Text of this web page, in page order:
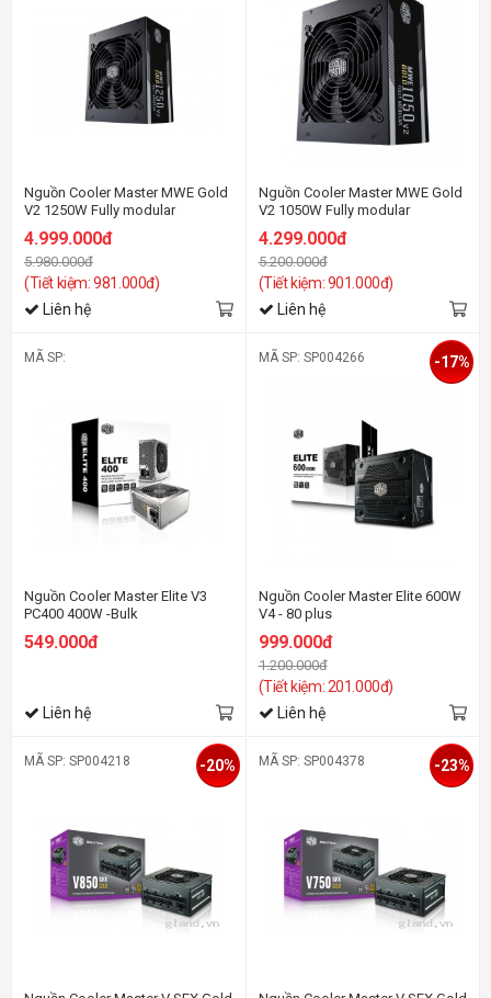
Nguồn Cooler Master MWE Gold
V2 1250W Fully modular
4.999.000đ
5.980.000đ
(Tiết kiệm: 981.000đ)
Liên hệ
Nguồn Cooler Master MWE Gold
V2 1050W Fully modular
4.299.000đ
5.200.000đ
(Tiết kiệm: 901.000đ)
Liên hệ
MÃ SP:
Nguồn Cooler Master Elite V3
PC400 400W -Bulk
549.000đ
Liên hệ
MÃ SP: SP004266
Nguồn Cooler Master Elite 600W
V4 - 80 plus
999.000đ
1.200.000đ
(Tiết kiệm: 201.000đ)
-17%
Liên hệ
MÃ SP: SP004218 -20% MÃ SP: SP004378 -23%